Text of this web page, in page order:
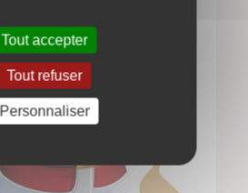
Tout accepter
Tout refuser
Personnaliser